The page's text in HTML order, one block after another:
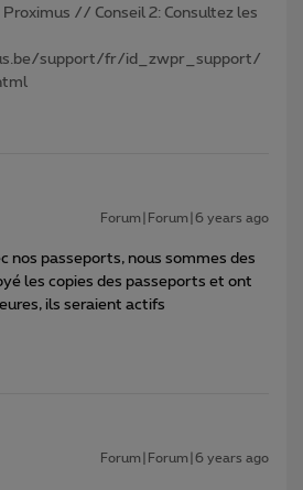
// Conseil 2: Consultez les
support/fr/id_zwpr_support/
Forum|Forum|6 years ago
nos passeports, nous sommes des
les copies des passeports et ont
ils seraient actifs
Forum|Forum|6 years ago